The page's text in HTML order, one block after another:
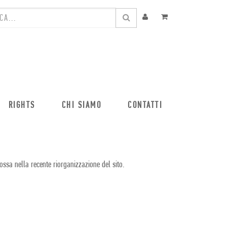
RIGHTS CHI SIAMO CONTATTI
nella recente riorganizzazione del sito.